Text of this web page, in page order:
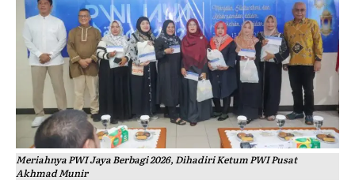
Meriahnya PWI Jaya Berbagi 2026, Dihadiri Ketum PWI Pusat
Akhmad Munir